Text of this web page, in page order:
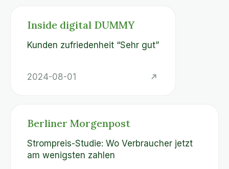
Inside digital DUMMY
Kunden zufriedenheit “Sehr gut”
2024-08-01
Berliner Morgenpost
Strompreis-Studie: Wo Verbraucher jetzt
am wenigsten zahlen